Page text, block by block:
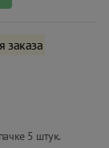
заказа
5 штук.